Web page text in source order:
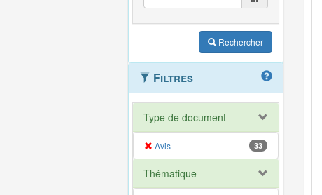
Rechercher
Filtres
Type de document
Avis 33
Thématique